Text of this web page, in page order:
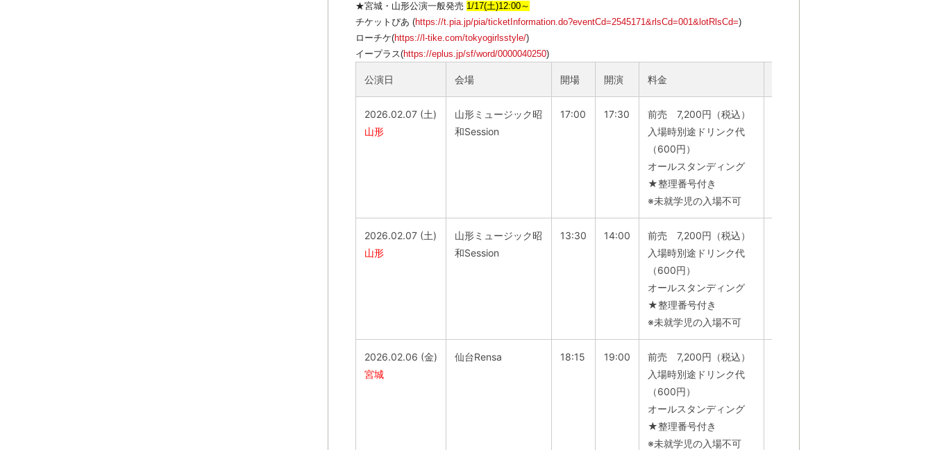
★宮城・山形公演一般発売 1/17(土)12:00～
チケットぴあ (https://t.pia.jp/pia/ticketInformation.do?eventCd=2545171&rlsCd=001&lotRlsCd=)
ローチケ(https://l-tike.com/tokyogirlsstyle/)
イープラス(https://eplus.jp/sf/word/0000040250)
公演日 会場 開場 開演 料金
2026.02.07 (土)
山形
山形ミュージック昭
和Session
17:00 17:30
前売 7,200円（税込）
入場時別途ドリンク代
（600円）
オールスタンディング
★整理番号付き
※未就学児の入場不可
2026.02.07 (土)
山形
山形ミュージック昭
和Session
13:30 14:00
前売 7,200円（税込）
入場時別途ドリンク代
（600円）
オールスタンディング
★整理番号付き
※未就学児の入場不可
2026.02.06 (金)
宮城
仙台Rensa 18:15 19:00
前売 7,200円（税込）
入場時別途ドリンク代
（600円）
オールスタンディング
★整理番号付き
※未就学児の入場不可